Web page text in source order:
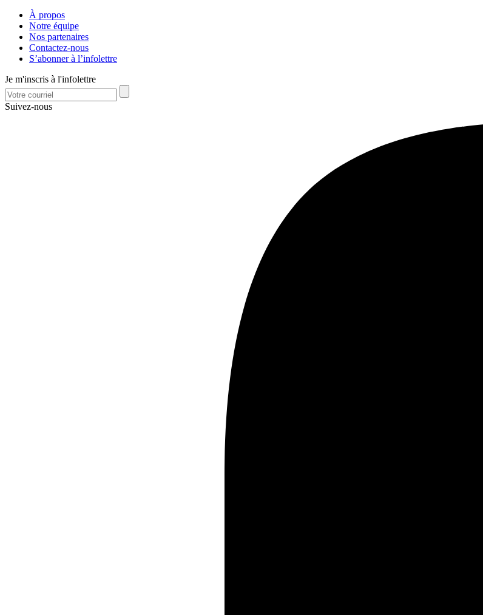
À propos
Notre équipe
Nos partenaires
Contactez-nous
S’abonner à l’infolettre
Je m'inscris à l'infolettre
Suivez-nous